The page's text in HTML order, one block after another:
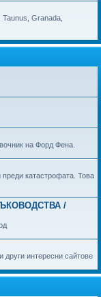
Granada,
на Форд Фена.
катастрофата. Това
/
интересни сайтове